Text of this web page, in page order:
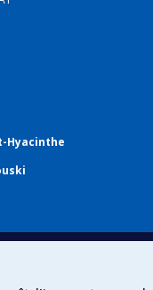
Hyacinthe